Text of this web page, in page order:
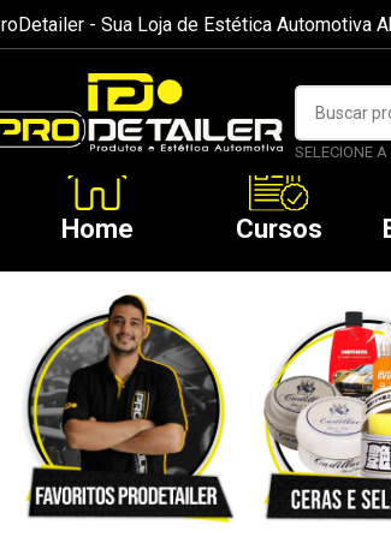
- Sua Loja de Estética Automotiva
SELECIONE
Home Cursos